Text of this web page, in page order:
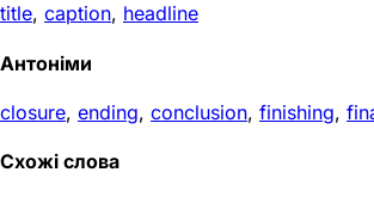
title, caption, headline
Антоніми
closure, ending, conclusion, finishing,
Схожі слова